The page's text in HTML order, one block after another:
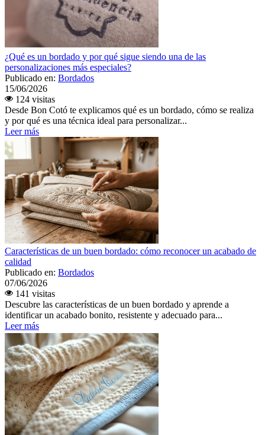
¿Qué es un bordado y por qué sigue siendo una de las
personalizaciones más especiales?
Publicado en: Bordados
15/06/2026
124 visitas
Desde Bon Cotó te explicamos qué es un bordado, cómo se realiza
y por qué es una técnica ideal para personalizar...
Leer más
Características de un buen bordado: cómo reconocer un acabado de
calidad
Publicado en: Bordados
07/06/2026
141 visitas
Descubre las características de un buen bordado y aprende a
identificar un acabado bonito, resistente y adecuado para...
Leer más